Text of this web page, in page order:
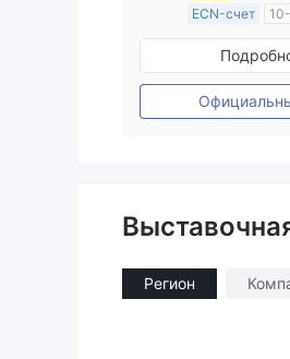
ECN-счет
Маркет-
Основной
Регион